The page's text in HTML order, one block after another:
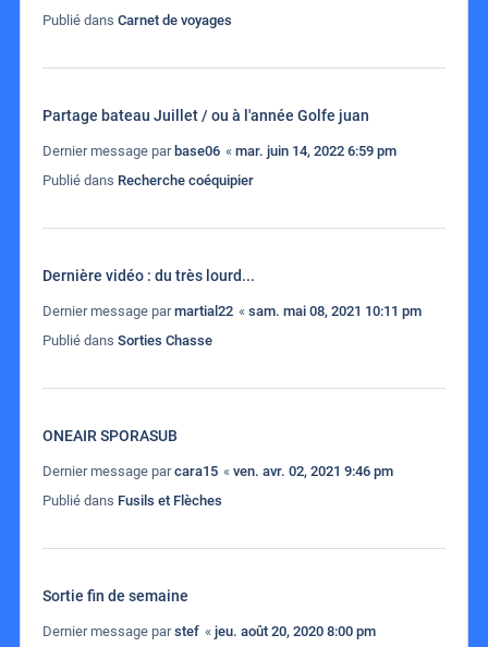
Publié dans Carnet de voyages
Partage bateau Juillet / ou à l'année Golfe juan
Dernier message par base06 « mar. juin 14, 2022 6:59 pm
Publié dans Recherche coéquipier
Dernière vidéo : du très lourd...
Dernier message parmartial22 « sam. mai 08, 2021 10:11 pm
Publié dans Sorties Chasse
ONEAIR SPORASUB
Dernier message parcara15 « ven. avr. 02, 2021 9:46 pm
Publié dans Fusils et Flèches
Sortie fin de semaine
Dernier message parstef « jeu. août 20, 2020 8:00 pm